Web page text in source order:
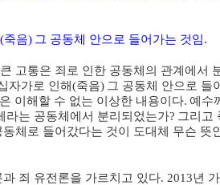
(죽음) 그 공동체 안으로 들어가는 것임.
고통은 죄로 인한 공동체의 관계에서
자가로 인해(죽음) 그 공동체 안으로 들
이해할 수 없는 이상한 내용이다. 예수
라는 공동체에서 분리되었는가? 그리고
체로 들어갔다는 것이 도대체 무슨 뜻
죄 유전론을 가르치고 있다. 2013년